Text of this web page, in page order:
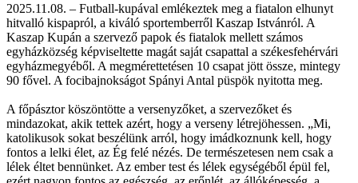
2025.11.08. – Futball-kupával emlékeztek meg a fiatalon elhunyt
hitvalló kispapról, a kiváló sportemberről Kaszap Istvánról. A
Kaszap Kupán a szervező papok és fiatalok mellett számos
egyházközség képviseltette magát saját csapattal a székesfehérvári
egyházmegyéből. A megmérettetésen 10 csapat jött össze, mintegy
90 fővel. A focibajnokságot Spányi Antal püspök nyitotta meg.
A főpásztor köszöntötte a versenyzőket, a szervezőket és
mindazokat, akik tettek azért, hogy a verseny létrejöhessen. „Mi,
katolikusok sokat beszélünk arról, hogy imádkoznunk kell, hogy
fontos a lelki élet, az Ég felé nézés. De természetesen nem csak a
lélek éltet bennünket. Az ember test és lélek egységéből épül fel,